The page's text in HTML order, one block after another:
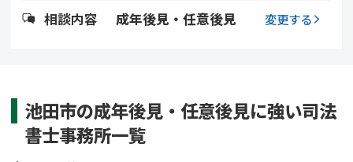
不動産評価(相続不動
調査・アンケート
相談内容 成年後見・任意後見 変更する
池田市の成年後見・任意後見に強い司法
書士事務所一覧